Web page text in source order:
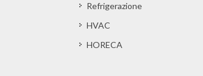
Refrigerazione
HVAC
HORECA